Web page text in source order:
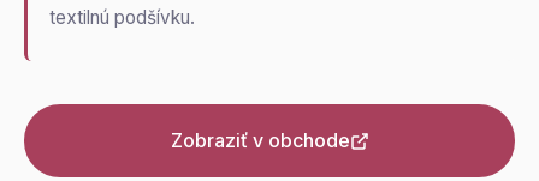
textilnú podšívku.
Zobraziť v obchode